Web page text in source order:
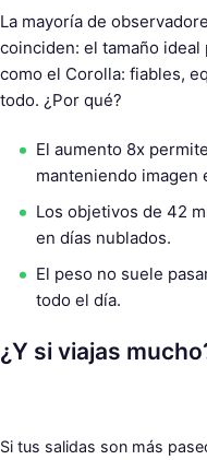
La mayoría de
coinciden: el tamaño
como el Corolla: fiables,
todo. ¿Por qué?
El aumento 8x
manteniendo imagen
Los objetivos de 42
en días nublados.
El peso no suele
todo el día.
¿Y si viajas
Si tus salidas son más